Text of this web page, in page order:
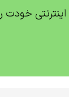
خودت